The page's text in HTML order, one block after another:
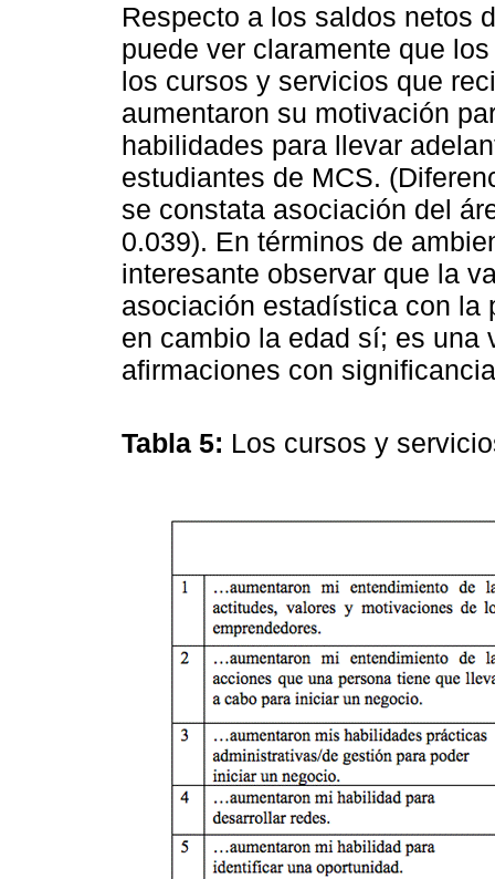
Respecto a los saldos netos
puede ver claramente que
los cursos y servicios que
aumentaron su motivación
habilidades para llevar
estudiantes de MCS.
se constata asociación del
0.039). En términos de
interesante observar que la
asociación estadística con la
en cambio la edad sí; es una
afirmaciones con
Tabla 5: Los cursos y